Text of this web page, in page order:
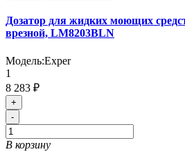
Дозатор для жидких моющих
врезной, LM8203BLN
Модель:Exper
1
8 283 ₽
+
-
В корзину